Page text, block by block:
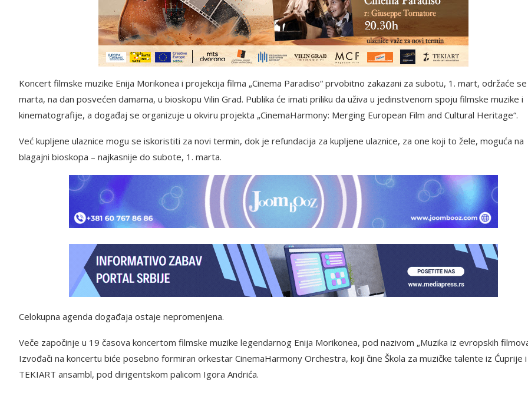
Koncert filmske muzike Enija Morikonea i projekcija filma „Cinema Paradiso“ prvobitno zakazani za subotu, 1. mart, održaće
marta, na dan posvećen damama, u bioskopu Vilin Grad. Publika će imati priliku da uživa u jedinstvenom spoju filmske muzike i
kinematografije, a događaj se organizuje u okviru projekta „CinemaHarmony: Merging European Film and Cultural Heritage“.
Već kupljene ulaznice mogu se iskoristiti za novi termin, dok je refundacija za kupljene ulaznice, za one koji to žele, moguća na
blagajni bioskopa – najkasnije do subote, 1. marta.
Celokupna agenda događaja ostaje nepromenjena.
Veče započinje u 19 časova koncertom filmske muzike legendarnog Enija Morikonea, pod nazivom „Muzika iz evropskih
Izvođači na koncertu biće posebno formiran orkestar CinemaHarmony Orchestra, koji čine Škola za muzičke talente iz Ćuprije i
TEKIART ansambl, pod dirigentskom palicom Igora Andrića.